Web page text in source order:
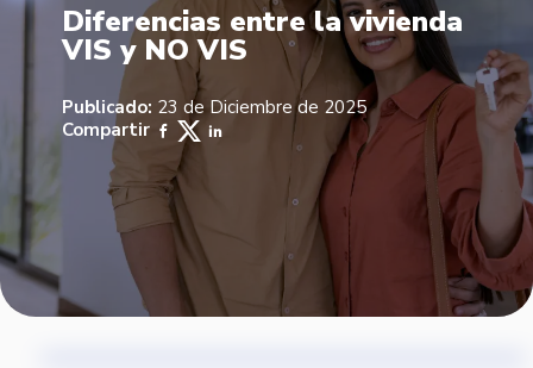
Diferencias entre la vivienda
VIS y NO VIS
Publicado: 23 de Diciembre de 2025
Compartir